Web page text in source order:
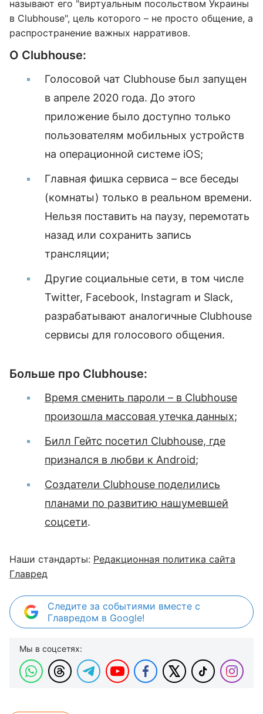
называют его "виртуальным посольством Украины
в Clubhouse", цель которого – не просто общение, а
распространение важных нарративов.
О Clubhouse:
Голосовой чат Clubhouse был запущен
в апреле 2020 года. До этого
приложение было доступно только
пользователям мобильных устройств
на операционной системе iOS;
Главная фишка сервиса – все беседы
(комнаты) только в реальном времени.
Нельзя поставить на паузу, перемотать
назад или сохранить запись
трансляции;
Другие социальные сети, в том числе
Twitter, Facebook, Instagram и Slack,
разрабатывают аналогичные Clubhouse
сервисы для голосового общения.
Больше про Clubhouse:
Время сменить пароли – в Clubhouse
произошла массовая утечка данных;
Билл Гейтс посетил Clubhouse, где
признался в любви к Android;
Создатели Clubhouse поделились
планами по развитию нашумевшей
соцсети.
Наши стандарты: Редакционная политика сайта
Главред
Следите за событиями вместе с
Главредом в Google!
Мы в соцсетях: